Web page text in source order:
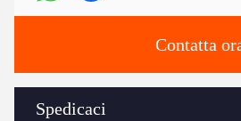
Contatta
Spedicaci